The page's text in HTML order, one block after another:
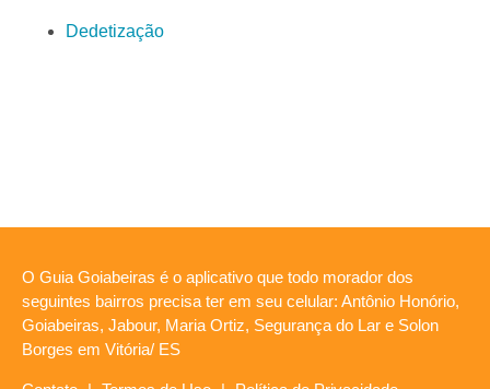
Dedetização
O Guia Goiabeiras é o aplicativo que todo morador dos
seguintes bairros precisa ter em seu celular: Antônio Honório,
Goiabeiras, Jabour, Maria Ortiz, Segurança do Lar e Solon
Borges em Vitória/ ES